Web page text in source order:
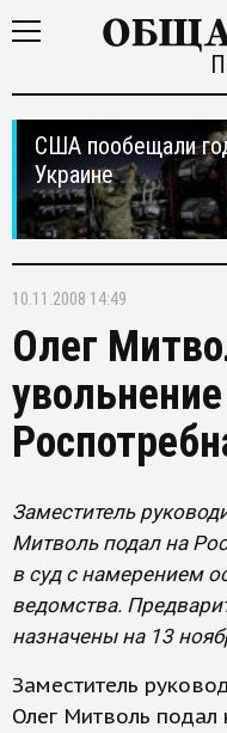
США пообещали
Украине
10.11.2008 14:49
Олег
Заместитель
Митволь подал на
в суд с намерением
ведомства.
назначены на 13
Заместитель
Олег Митволь